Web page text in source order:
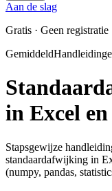
Aan de slag
Gratis · Geen registratie
Gemiddeld
in Excel
Stapsgewijze
standaardafwijking in
(numpy, pandas,